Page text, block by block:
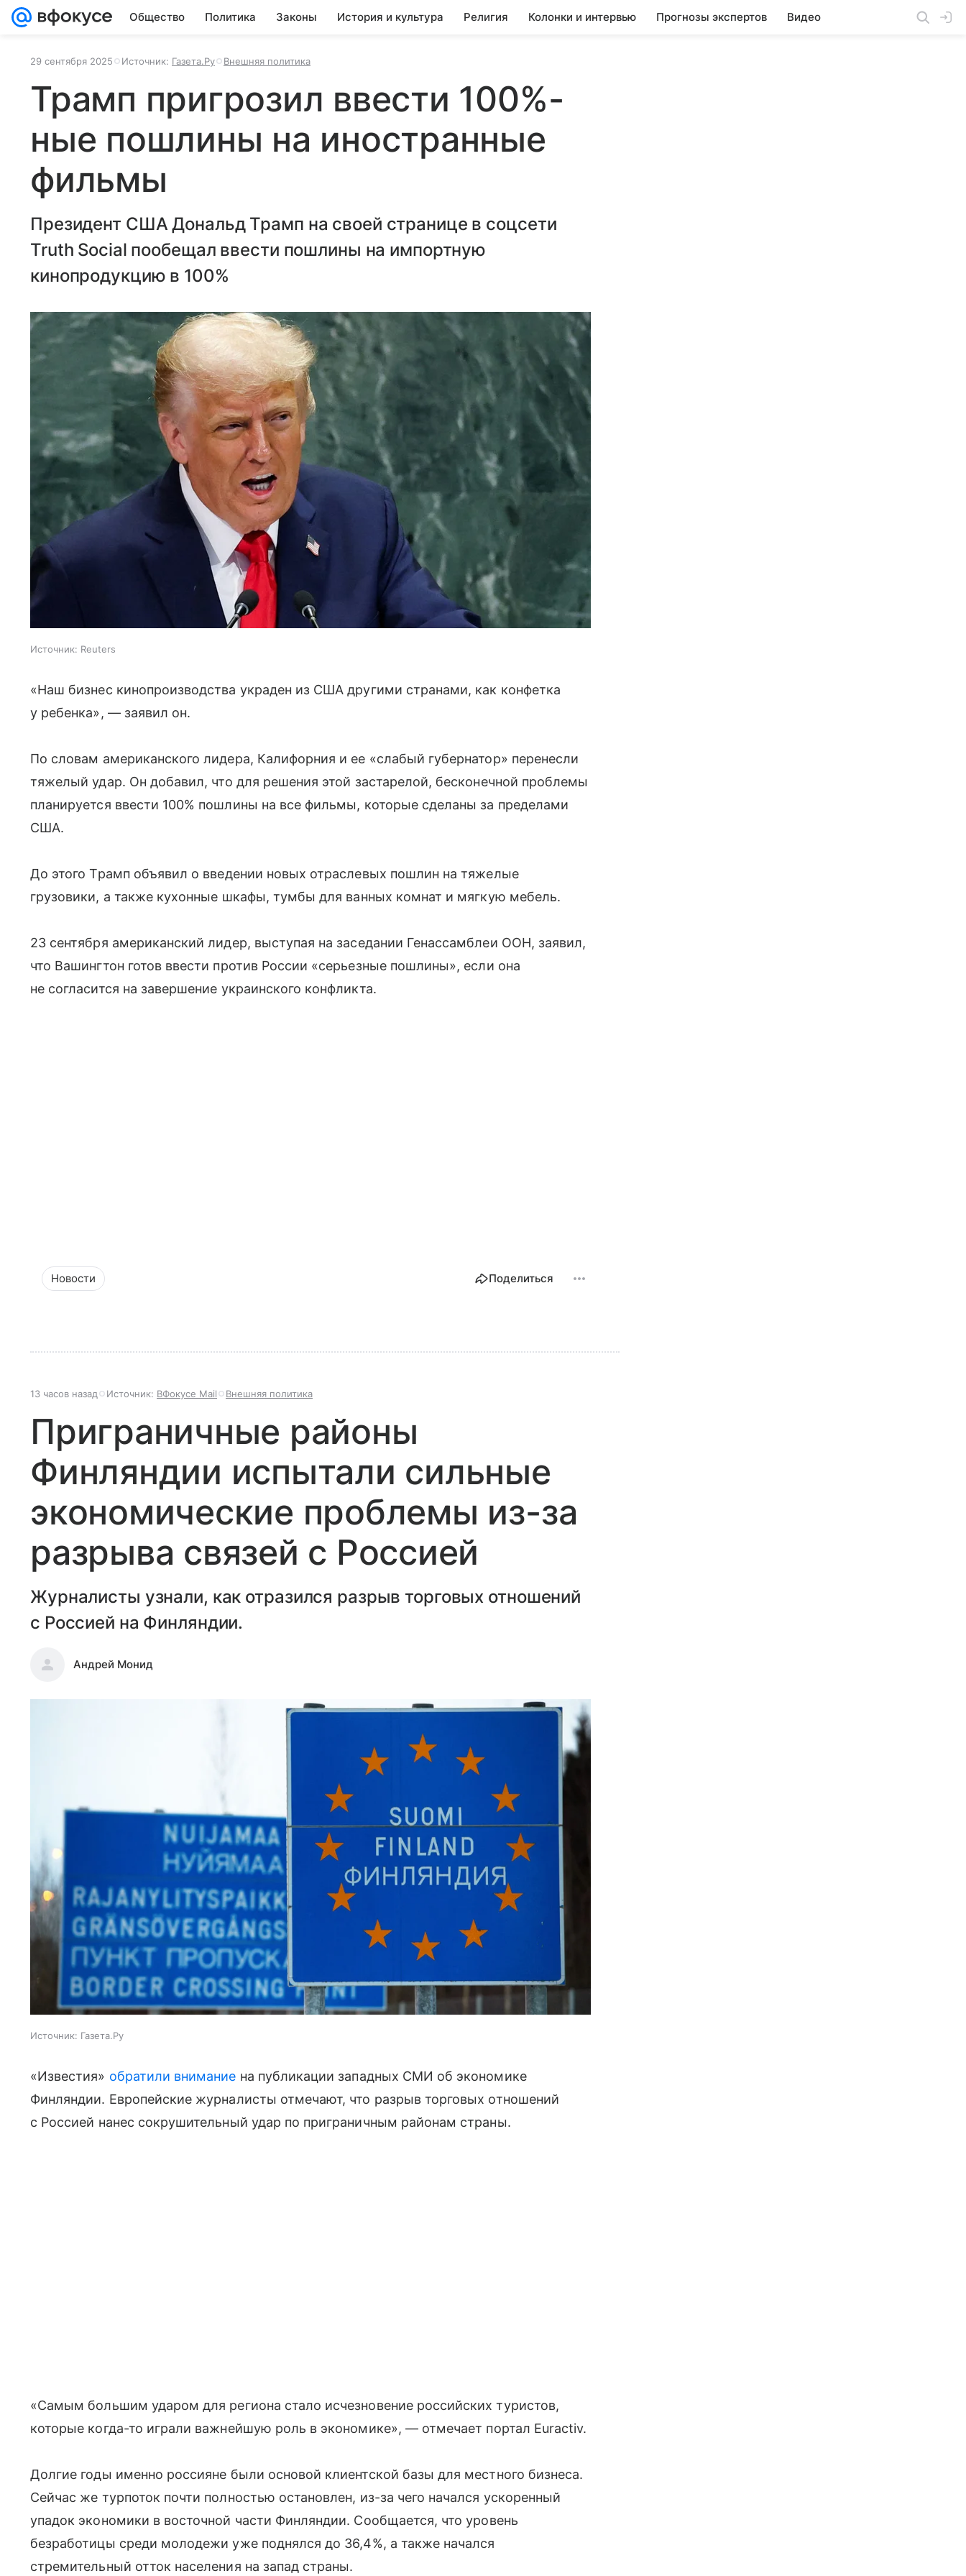
Общество Политика Законы История и культура Религия Колонки и интервью Прогнозы экспертов Видео
29 сентября 2025 Источник: Газета.Ру Внешняя политика
Трамп пригрозил ввести 100%-
ные пошлины на иностранные
фильмы
Президент США Дональд Трамп на своей странице в соцсети
Truth Social пообещал ввести пошлины на импортную
кинопродукцию в 100%
Источник: Reuters
«Наш бизнес кинопроизводства украден из США другими странами, как конфетка
у ребенка», — заявил он.
По словам американского лидера, Калифорния и ее «слабый губернатор» перенесли
тяжелый удар. Он добавил, что для решения этой застарелой, бесконечной проблемы
планируется ввести 100% пошлины на все фильмы, которые сделаны за пределами
США.
До этого Трамп объявил о введении новых отраслевых пошлин на тяжелые
грузовики, а также кухонные шкафы, тумбы для ванных комнат и мягкую мебель.
23 сентября американский лидер, выступая на заседании Генассамблеи ООН, заявил,
что Вашингтон готов ввести против России «серьезные пошлины», если она
не согласится на завершение украинского конфликта.
Новости Поделиться
13 часов назад Источник: ВФокусе Mail Внешняя политика
Приграничные районы
Финляндии испытали сильные
экономические проблемы из-за
разрыва связей с Россией
Журналисты узнали, как отразился разрыв торговых отношений
с Россией на Финляндии.
Андрей Монид
Источник: Газета.Ру
«Известия» обратили внимание на публикации западных СМИ об экономике
Финляндии. Европейские журналисты отмечают, что разрыв торговых отношений
с Россией нанес сокрушительный удар по приграничным районам страны.
«Самым большим ударом для региона стало исчезновение российских туристов,
которые когда-то играли важнейшую роль в экономике», — отмечает портал Euractiv.
Долгие годы именно россияне были основой клиентской базы для местного бизнеса.
Сейчас же турпоток почти полностью остановлен, из-за чего начался ускоренный
упадок экономики в восточной части Финляндии. Сообщается, что уровень
безработицы среди молодежи уже поднялся до 36,4%, а также начался
стремительный отток населения на запад страны.